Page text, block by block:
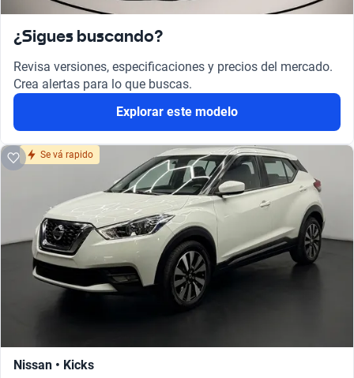
¿Sigues buscando?
Revisa versiones, especificaciones y precios del mercado.
Crea alertas para lo que buscas.
Explorar este modelo
Se vá rapido
Nissan • Kicks